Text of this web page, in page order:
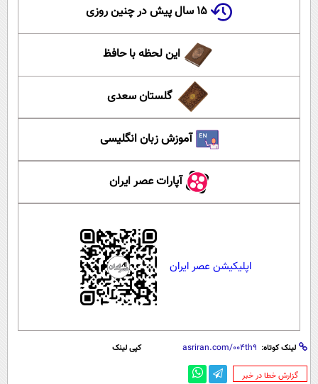
۱۵ سال پیش در چنین روزی
این لحظه با حافظ
گلستان سعدی
آموزش زبان انگلیسی
آپارات عصر ایران
اپلیکیشن عصر ایران
لینک کوتاه: کپی لینک
‌گزارش خطا در خبر